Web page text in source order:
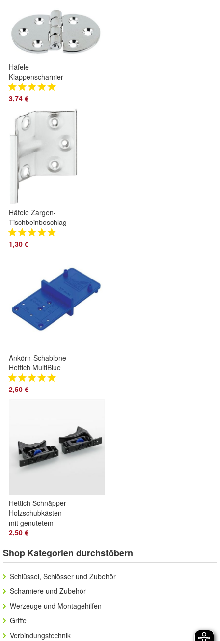
Häfele
Klappenscharnier
Sekretär Barfach
Klappe
3,74 €
Häfele Zargen-
Tischbeinbeschlag
1,30 €
Ankörn-Schablone
Hettich MultiBlue
2,50 €
Hettich Schnäpper
Holzschubkästen
mit genutetem
Boden (Quadro 25
2,50 €
Shop Kategorien durchstöbern
Schlüssel, Schlösser und Zubehör
Scharniere und Zubehör
Werzeuge und Montagehilfen
Griffe
Verbindungstechnik